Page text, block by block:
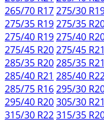
265/70 R17275/30
275/35 R19275/35
275/40 R19275/40
275/45 R20275/45 R21
285/35 R20285/35 R21
285/40 R21 285/40
285/75 R16295/30
295/40 R20305/30 R21
315/30 R22315/35